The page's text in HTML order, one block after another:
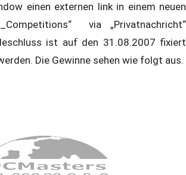
einen externen link in einem neuen
via „Privatnachricht“
ist auf den 31.08.2007 fixiert
Die Gewinne sehen wie folgt aus.